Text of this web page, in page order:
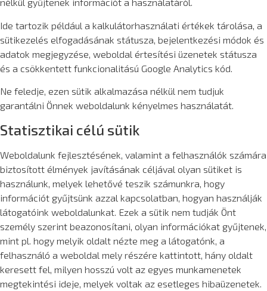
nélkül gyűjtenek információt a használatáról.
Ide tartozik például a kalkulátorhasználati értékek tárolása, a
sütikezelés elfogadásának státusza, bejelentkezési módok és
adatok megjegyzése, weboldal értesítési üzenetek státusza
és a csökkentett funkcionalitású Google Analytics kód.
Ne feledje, ezen sütik alkalmazása nélkül nem tudjuk
garantálni Önnek weboldalunk kényelmes használatát.
Statisztikai célú sütik
Weboldalunk fejlesztésének, valamint a felhasználók számára
biztosított élmények javításának céljával olyan sütiket is
használunk, melyek lehetővé teszik számunkra, hogy
információt gyűjtsünk azzal kapcsolatban, hogyan használják
látogatóink weboldalunkat. Ezek a sütik nem tudják Önt
személy szerint beazonosítani, olyan információkat gyűjtenek,
mint pl. hogy melyik oldalt nézte meg a látogatónk, a
felhasználó a weboldal mely részére kattintott, hány oldalt
keresett fel, milyen hosszú volt az egyes munkamenetek
megtekintési ideje, melyek voltak az esetleges hibaüzenetek.